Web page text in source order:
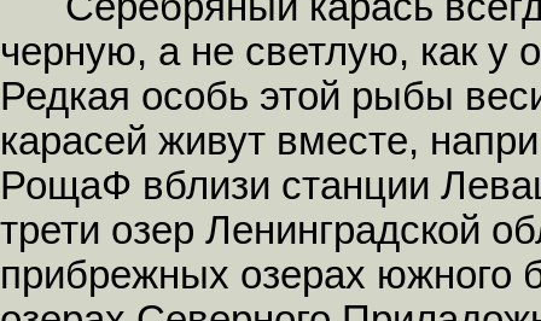
черную, а не светлую, как у
Редкая особь этой рыбы
карасей живут вместе,
РощаФ вблизи станции
трети озер Ленинградской
прибрежных озерах южного